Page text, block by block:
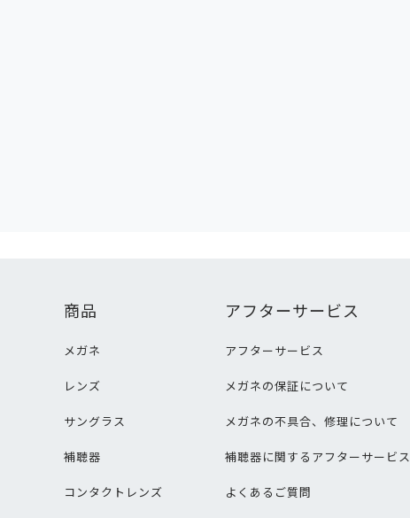
商品
メガネ
レンズ
サングラス
補聴器
コンタクトレンズ
アフターサービス
アフターサービス
メガネの保証について
メガネの不具合、修理について
補聴器に関するアフターサービス
よくあるご質問